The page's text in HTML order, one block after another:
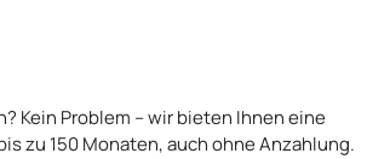
Kein Problem – wir bieten Ihnen eine
zu 150 Monaten, auch ohne Anzahlung.